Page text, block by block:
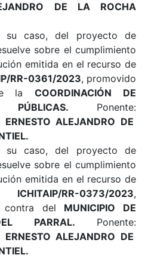
DE LA ROCHA
su caso, del proyecto de
sobre el cumplimiento
emitida en el recurso de
RR-0361/2023, promovido
laCOORDINACIÓN DE
PÚBLICAS. Ponente:
ERNESTO ALEJANDRO DE
su caso, del proyecto de
sobre el cumplimiento
emitida en el recurso de
RR-0373/2023,
contra del MUNICIPIO DE
PARRAL. Ponente:
ERNESTO ALEJANDRO DE
.